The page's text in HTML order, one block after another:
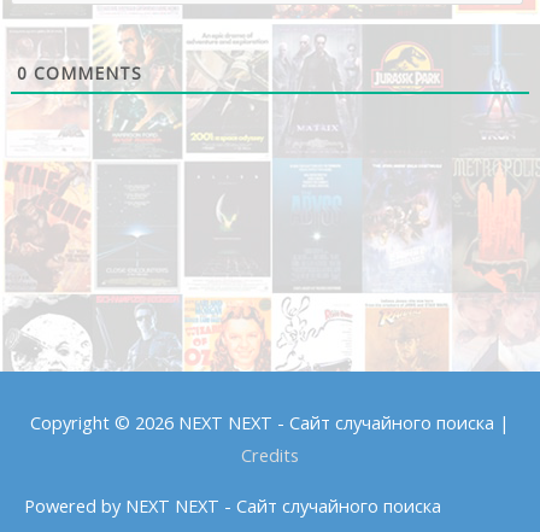
0 COMMENTS
Copyright © 2026 NEXT NEXT - Сайт случайного поиска |
Credits
Powered by NEXT NEXT - Сайт случайного поиска